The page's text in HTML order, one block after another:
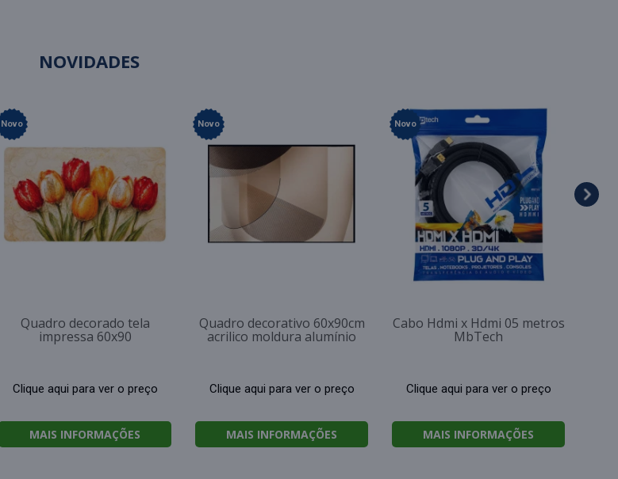
NOVIDADES
Novo
Quadro decorado tela
impressa 60x90
Clique aqui para ver o preço
MAIS INFORMAÇÕES
Novo
Quadro decorativo 60x90cm
acrilico moldura alumínio
Clique aqui para ver o preço
MAIS INFORMAÇÕES
Novo
Cabo Hdmi x Hdmi 05 metros
MbTech
Clique aqui para ver o preço
MAIS INFORMAÇÕES